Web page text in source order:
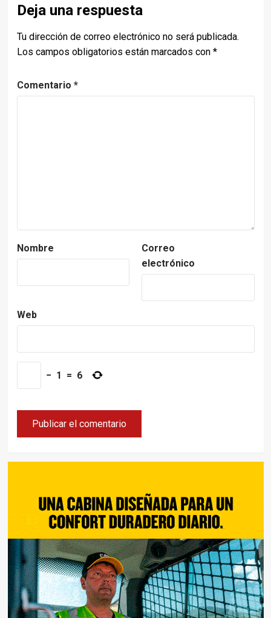
Deja una respuesta
Tu dirección de correo electrónico no será publicada.
Los campos obligatorios están marcados con *
Comentario *
Nombre
Correo
electrónico
Web
− 1 = 6